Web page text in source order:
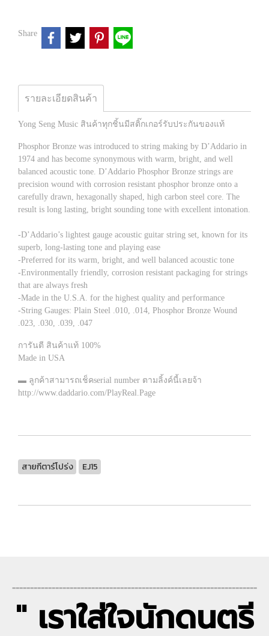
Share
รายละเอียดสินค้า
Yong Seng Music สินค้าทุกชิ้นมีสติ๊กเกอร์รับประกันของแท้
Phosphor Bronze was introduced to string making by D’Addario in
1974 and has become synonymous with warm, bright, and well
balanced acoustic tone. D’Addario Phosphor Bronze strings are
precision wound with corrosion resistant phosphor bronze onto a
carefully drawn, hexagonally shaped, high carbon steel core. The
result is long lasting, bright sounding tone with excellent intonation.
-D’Addario’s lightest gauge acoustic guitar string set, known for its
superb, long-lasting tone and playing ease
-Preferred for its warm, bright, and well balanced acoustic tone
-Environmentally friendly, corrosion resistant packaging for strings
that are always fresh
-Made in the U.S.A. for the highest quality and performance
-String Gauges: Plain Steel .010, .014, Phosphor Bronze Wound
.023, .030, .039, .047
การันตี สินค้าแท้ 100%
Made in USA
▬ ลูกค้าสามารถเช็คserial number ตามลิ้งค์นี้เลยจ้า
http://www.daddario.com/PlayReal.Page
สายกีตาร์โปร่ง EJ15
--------------------------------------------------------------------
" เราใส่ใจนักดนตรี